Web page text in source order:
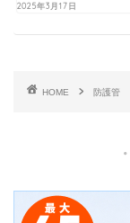
2025年3月17日
HOME 防護管